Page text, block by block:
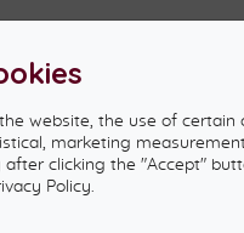
website, the use of certain
marketing
after clicking the "Accept"
Policy.